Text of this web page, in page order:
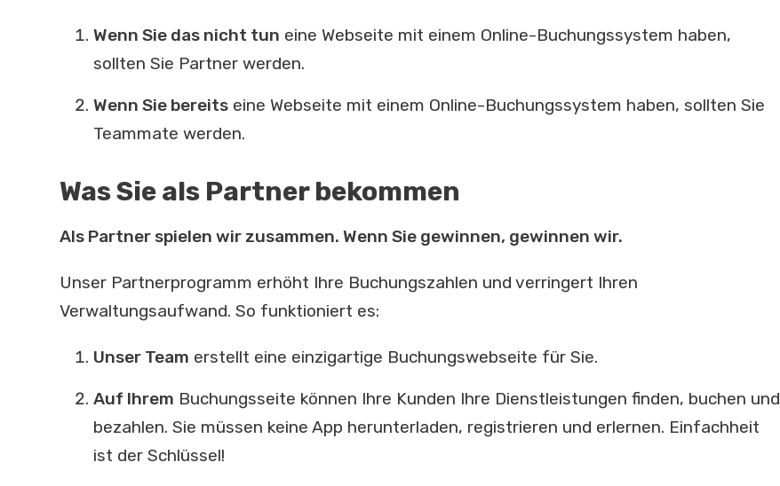
Wenn Sie das nicht tun eine Webseite mit einem Online-Buchungssystem haben,
sollten Sie Partner werden.
Wenn Sie bereitseine Webseite mit einem Online-Buchungssystem haben, sollten Sie
Teammate werden.
Was Sie als Partner bekommen
Als Partner spielen wir zusammen. Wenn Sie gewinnen, gewinnen wir.
Unser Partnerprogramm erhöht Ihre Buchungszahlen und verringert Ihren
Verwaltungsaufwand. So funktioniert es:
Unser Team erstellt eine einzigartige Buchungswebseite für Sie.
Auf Ihrem Buchungsseite können Ihre Kunden Ihre Dienstleistungen finden, buchen und
bezahlen. Sie müssen keine App herunterladen, registrieren und erlernen. Einfachheit
ist der Schlüssel!